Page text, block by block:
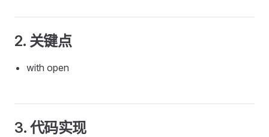
2. 关键点
with open
3. 代码实现